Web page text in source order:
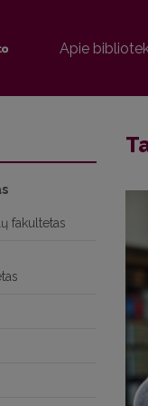
Apie
fakultetas